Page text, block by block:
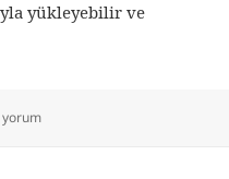
yükleyebilir ve
nedir? Nasıl Composer Paketi